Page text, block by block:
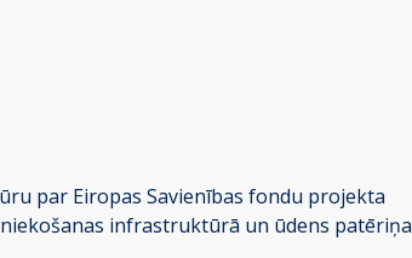
par Eiropas Savienības fondu projekta
infrastruktūrā un ūdens patēriņa